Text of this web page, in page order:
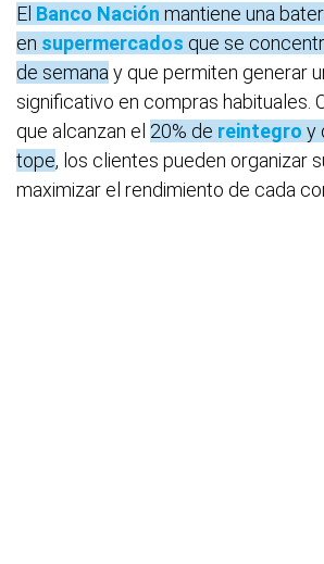
El Banco Nación mantiene una
en supermercados que se
de semana y que permiten generar
significativo en compras habituales.
que alcanzan el 20% de reintegro y
tope, los clientes pueden organizar
maximizar el rendimiento de cada